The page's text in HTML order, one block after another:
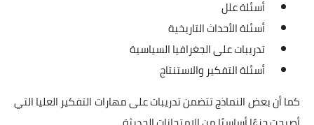
أسئلة علل
أسئلة الأحداث التاريخية
تدريبات على الجغرافيا السياسية
أسئلة التفكير والاستنتاج
كما أن بعض النماذج تتضمن تدريبات على مهارات التفكير العليا التي